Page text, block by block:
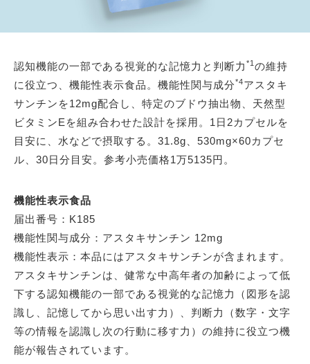
認知機能の一部である視覚的な記憶力と判断力 *1 の維持
に役立つ、機能性表示食品。機能性関与成分*4アスタキ
サンチンを12mg配合し、特定のブドウ抽出物、天然型
ビタミンEを組み合わせた設計を採用。1日2カプセルを
目安に、水などで摂取する。31.8g、530mg×60カプセ
ル、30日分目安。参考小売価格1万5135円。
機能性表示食品
届出番号：K185
機能性関与成分：アスタキサンチン 12mg
機能性表示：本品にはアスタキサンチンが含まれます。
アスタキサンチンは、健常な中高年者の加齢によって低
下する認知機能の一部である視覚的な記憶力（図形を認
識し、記憶してから思い出す力）、判断力（数字・文字
等の情報を認識し次の行動に移す力）の維持に役立つ機
能が報告されています。